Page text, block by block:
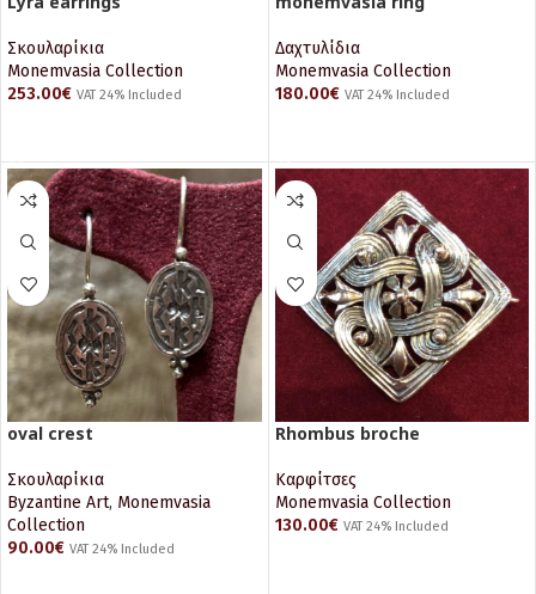
Σκουλαρίκια
Monemvasia Collection
253.00€ VAT 24% Included
Δαχτυλίδια
Monemvasia Collection
180.00€ VAT 24% Included
oval crest
Σκουλαρίκια
Byzantine Art, Monemvasia
Collection
90.00€ VAT 24% Included
Rhombus broche
Καρφίτσες
Monemvasia Collection
130.00€ VAT 24% Included